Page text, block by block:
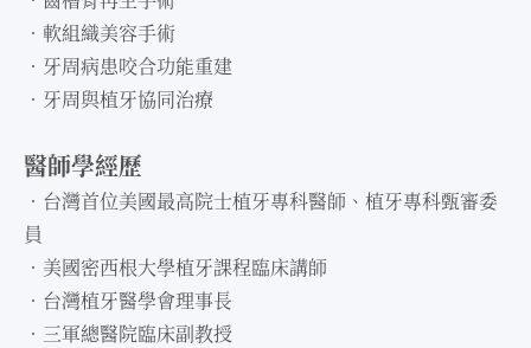
．軟組織美容手術
．牙周病患咬合功能重建
．牙周與植牙協同治療
醫師學經歷
．台灣首位美國最高院士植牙專科醫師、植牙專科甄審委
員
．美國密西根大學植牙課程臨床講師
．台灣植牙醫學會理事長
．三軍總醫院臨床副教授